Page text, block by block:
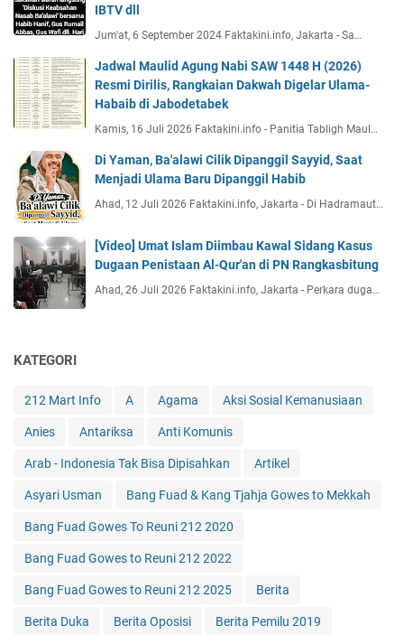
IBTV dll
Jum'at, 6 September 2024 Faktakini.info, Jakarta - Sa…
Jadwal Maulid Agung Nabi SAW 1448 H (2026)
Resmi Dirilis, Rangkaian Dakwah Digelar Ulama-
Habaib di Jabodetabek
Kamis, 16 Juli 2026 Faktakini.info - Panitia Tabligh Maul…
Di Yaman, Ba'alawi Cilik Dipanggil Sayyid, Saat
Menjadi Ulama Baru Dipanggil Habib
Ahad, 12 Juli 2026 Faktakini.info, Jakarta - Di Hadramaut…
[Video] Umat Islam Diimbau Kawal Sidang Kasus
Dugaan Penistaan Al-Qur'an di PN Rangkasbitung
Ahad, 26 Juli 2026 Faktakini.info, Jakarta - Perkara duga…
KATEGORI
212 Mart Info A Agama Aksi Sosial Kemanusiaan
Anies Antariksa Anti Komunis
Arab - Indonesia Tak Bisa Dipisahkan Artikel
Asyari Usman Bang Fuad & Kang Tjahja Gowes to Mekkah
Bang Fuad Gowes To Reuni 212 2020
Bang Fuad Gowes to Reuni 212 2022
Bang Fuad Gowes to Reuni 212 2025 Berita
Berita Duka Berita Oposisi Berita Pemilu 2019